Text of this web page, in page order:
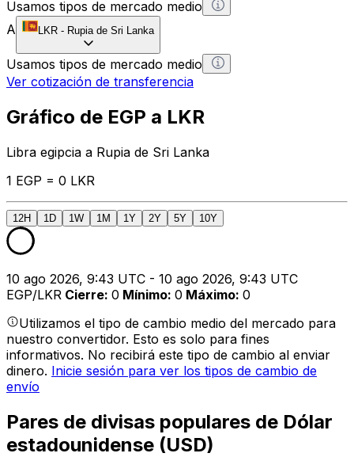
Usamos tipos de mercado medio
A
LKR - Rupia de Sri Lanka
Usamos tipos de mercado medio
Ver cotización de transferencia
Gráfico de EGP a LKR
Libra egipcia a Rupia de Sri Lanka
1 EGP = 0 LKR
12H 1D 1W 1M 1Y 2Y 5Y 10Y
10 ago 2026, 9:43 UTC - 10 ago 2026, 9:43 UTC
EGP/LKR Cierre: 0 Mínimo: 0 Máximo: 0
Utilizamos el tipo de cambio medio del mercado para
nuestro convertidor. Esto es solo para fines
informativos. No recibirá este tipo de cambio al enviar
dinero. Inicie sesión para ver los tipos de cambio de
envío
Pares de divisas populares de Dólar
estadounidense (USD)